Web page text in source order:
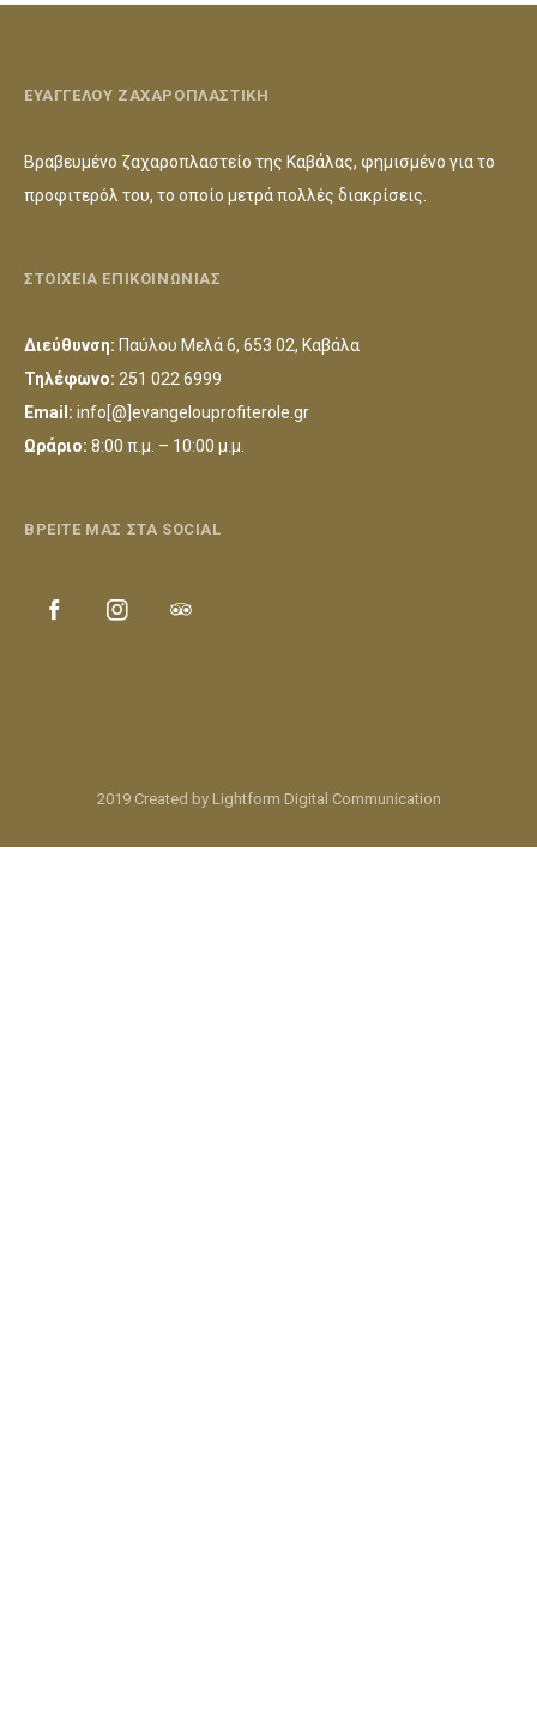
ΕΥΑΓΓΕΛΟΥ ΖΑΧΑΡΟΠΛΑΣΤΙΚΗ
Βραβευμένο ζαχαροπλαστείο της Καβάλας, φημισμένο για το
προφιτερόλ του, το οποίο μετρά πολλές διακρίσεις.
ΣΤΟΙΧΕΙΑ ΕΠΙΚΟΙΝΩΝΙΑΣ
Διεύθυνση: Παύλου Μελά 6, 653 02, Καβάλα
Τηλέφωνο: 251 022 6999
Email: info[@]evangelouprofiterole.gr
Ωράριο: 8:00 π.μ. – 10:00 μ.μ.
ΒΡΕΙΤΕ ΜΑΣ ΣΤΑ SOCIAL
2019 Created by Lightform Digital Communication